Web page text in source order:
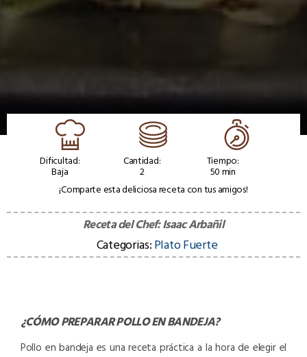
Dificultad:
Baja
Cantidad:
2
Tiempo:
50 min
¡Comparte esta deliciosa receta con tus amigos!
Receta del Chef:Isaac Arbañil
Categorias:Plato Fuerte
¿CÓMO PREPARARPOLLO EN BANDEJA?
Pollo en bandeja es una receta práctica a la hora de elegir el